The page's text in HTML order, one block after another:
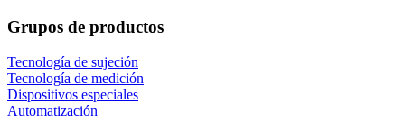
Grupos de productos
Tecnología de sujeción
Tecnología de medición
Dispositivos especiales
Automatización